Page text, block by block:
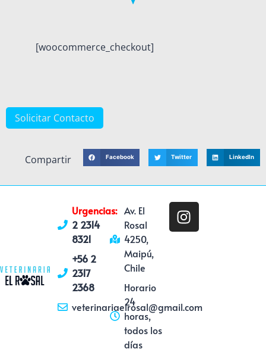
[woocommerce_checkout]
Solicitar Contacto
Compartir Facebook Twitter LinkedIn
Urgencias:
2 2314
8321
+56 2
2317
2368
veterinariaelrosal@gmail.com
Av. El
Rosal
4250,
Maipú,
Chile
Horario
24
horas,
todos los
días